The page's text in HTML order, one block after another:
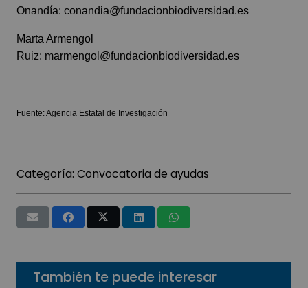
Onandía: conandia@fundacionbiodiversidad.es
Marta Armengol
Ruiz: marmengol@fundacionbiodiversidad.es
Fuente: Agencia Estatal de Investigación
Categoría: Convocatoria de ayudas
También te puede interesar